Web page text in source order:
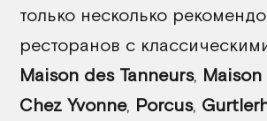
только несколько
ресторанов с
Maison des Tanneurs, Maison
Chez Yvonne, Porcus,